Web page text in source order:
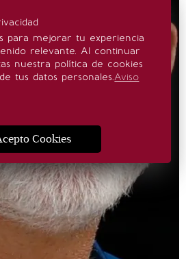
para mejorar tu experiencia
relevante. Al continuar
nuestra política de cookies
tus datos personales.Aviso
Cookies